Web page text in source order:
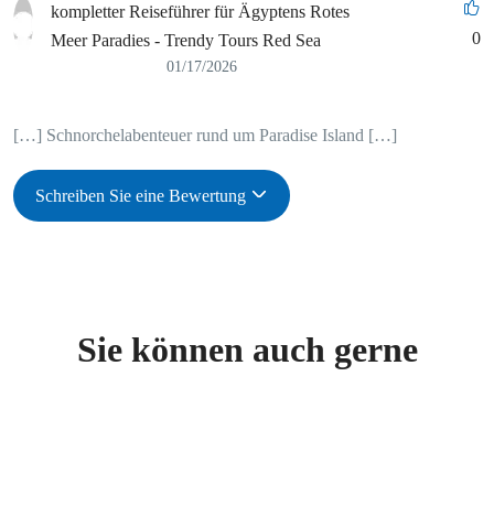
kompletter Reiseführer für Ägyptens Rotes
Meer Paradies - Trendy Tours Red Sea
01/17/2026
0
[…] Schnorchelabenteuer rund um Paradise Island […]
Schreiben Sie eine Bewertung
Sie können auch gerne